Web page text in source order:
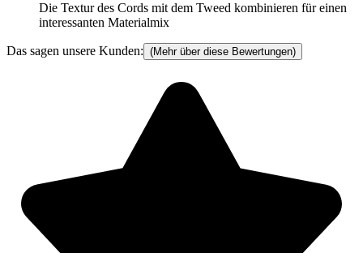
Die Textur des Cords mit dem Tweed kombinieren für einen
interessanten Materialmix
Das sagen unsere Kunden: (Mehr über diese Bewertungen)